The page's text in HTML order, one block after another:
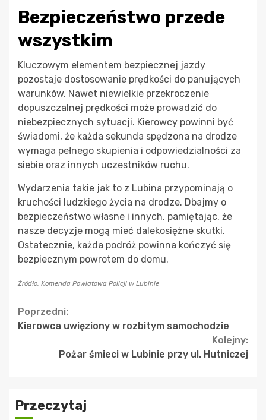
Bezpieczeństwo przede
wszystkim
Kluczowym elementem bezpiecznej jazdy
pozostaje dostosowanie prędkości do panujących
warunków. Nawet niewielkie przekroczenie
dopuszczalnej prędkości może prowadzić do
niebezpiecznych sytuacji. Kierowcy powinni być
świadomi, że każda sekunda spędzona na drodze
wymaga pełnego skupienia i odpowiedzialności za
siebie oraz innych uczestników ruchu.
Wydarzenia takie jak to z Lubina przypominają o
kruchości ludzkiego życia na drodze. Dbajmy o
bezpieczeństwo własne i innych, pamiętając, że
nasze decyzje mogą mieć dalekosiężne skutki.
Ostatecznie, każda podróż powinna kończyć się
bezpiecznym powrotem do domu.
Źródło: Komenda Powiatowa Policji w Lubinie
Continue
Reading
Poprzedni:
Kierowca uwięziony w rozbitym samochodzie
Kolejny:
Pożar śmieci w Lubinie przy ul. Hutniczej
Przeczytaj